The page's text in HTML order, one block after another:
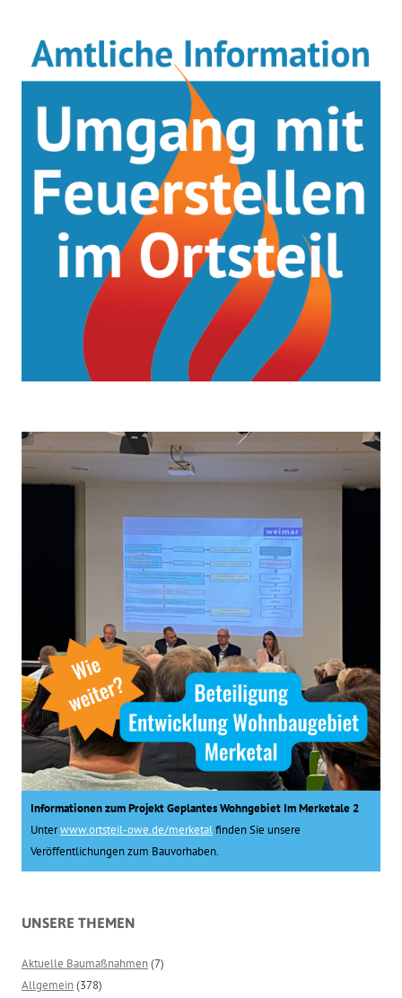
Informationen zum Projekt Geplantes Wohngebiet Im Merketale 2
Unterwww.ortsteil-owe.de/merketalfinden Sie unsere
Veröffentlichungen zum Bauvorhaben.
UNSERE THEMEN
Aktuelle Baumaßnahmen(7)
Allgemein(378)